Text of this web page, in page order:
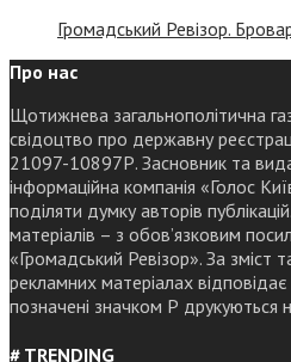
Громадський Ревізор.
Про нас
Щотижнева загальнополітична
свідоцтво про державну
21097-10897Р. Засновник та
інформаційна компанія «Голос
поділяти думку авторів
матеріалів – з обов’язковим
«Громадський Ревізор». За зміст
рекламних матеріалах
позначені значком Р друкуються
# TRENDING